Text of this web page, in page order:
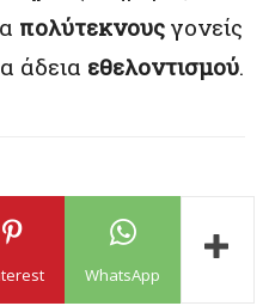
πολύτεκνους γονείς
άδεια εθελοντισμού.
WhatsApp